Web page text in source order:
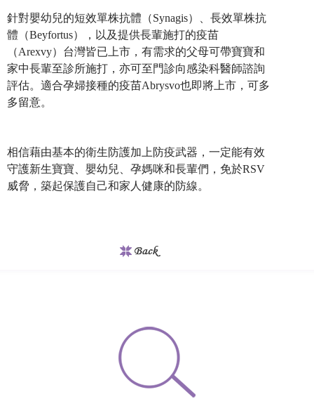
針對嬰幼兒的短效單株抗體（Synagis）、長效單株抗
體（Beyfortus），以及提供長輩施打的疫苗
（Arexvy）台灣皆已上市，有需求的父母可帶寶寶和
家中長輩至診所施打，亦可至門診向感染科醫師諮詢
評估。適合孕婦接種的疫苗Abrysvo也即將上市，可多
多留意。
相信藉由基本的衛生防護加上防疫武器，一定能有效
守護新生寶寶、嬰幼兒、孕媽咪和長輩們，免於RSV
威脅，築起保護自己和家人健康的防線。